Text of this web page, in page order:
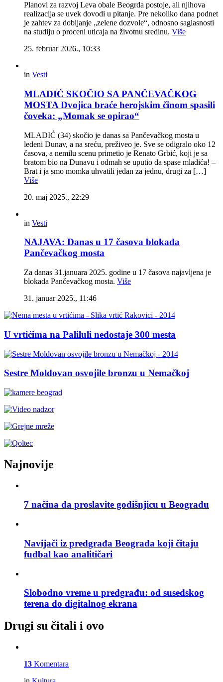
Planovi za razvoj Leva obale Beogrda postoje, ali njihova
realizacija se uvek dovodi u pitanje. Pre nekoliko dana podnet
je zahtev za dobijanje „zelene dozvole“, odnosno saglasnosti
na studiju o proceni uticaja na životnu sredinu. Više
25. februar 2026., 10:33
in Vesti
MLADIĆ SKOČIO SA PANČEVAČKOG
MOSTA Dvojica braće herojskim činom spasili
čoveka: „Momak se opirao“
MLADIĆ (34) skočio je danas sa Pančevačkog mosta u
ledeni Dunav, a na sreću, preživeo je. Sve se odigralo oko 12
časova, a nemilu scenu primetio je Renato Grbić, koji je sa
bratom bio na Dunavu i odmah se uputio da spase mladića! –
Brat i ja smo momka uhvatili jedan za jednu, drugi za […]
Više
20. maj 2025., 22:29
in Vesti
NAJAVA: Danas u 17 časova blokada
Pančevačkog mosta
Za danas 31.januara 2025. godine u 17 časova najavljena je
blokada Pančevačkog mosta. Više
31. januar 2025., 11:46
U vrtićima na Paliluli nedostaje 300 mesta
Sestre Moldovan osvojile bronzu u Nemačkoj
Najnovije
7 načina da proslavite godišnjicu u Beogradu
Navijači iz predgrađa Beograda koji čitaju
fudbal kao analitičari
Slobodno vreme u predgrađu: od susedskog
terena do digitalnog ekrana
Drugi su čitali i ovo
13 Komentara